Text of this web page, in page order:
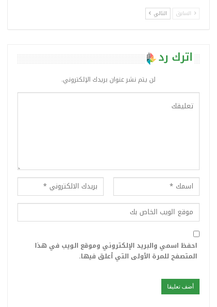
السابق التالي
اترك رد
لن يتم نشر عنوان بريدك الإلكتروني.
احفظ اسمي والبريد الإلكتروني وموقع الويب في هذا
المتصفح للمرة الأولى التي أعلق فيها.